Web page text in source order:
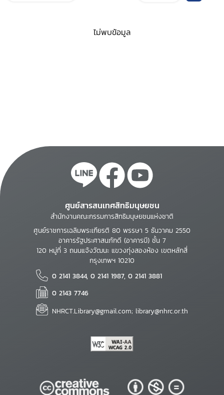
ไม่พบข้อมูล
ศูนย์สารสนเทศสิทธิมนุษยชน
สำนักงานคณะกรรมการสิทธิมนุษยชนแห่งชาติ
ศูนย์ราชการเฉลิมพระเกียรติ 80 พรรษา 5 ธันวาคม 2550
อาคารรัฐประศาสนภักดี (อาคารบี) ชั้น 7
120 หมู่ที่ 3 ถนนแจ้งวัฒนะ แขวงทุ่งสองห้อง เขตหลักสี่
กรุงเทพฯ 10210
0 2141 3844, 0 2141 1987, 0 2141 3881
0 2143 7746
NHRCT.Library@gmail.com; library@nhrc.or.th